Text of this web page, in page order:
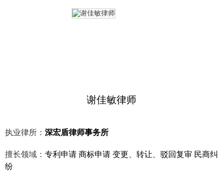
谢佳敏律师
执业律所： 深宏盾律师事务所
擅长领域： 专利申请 商标申请 变更、转让、驳回复审 民商纠
纷